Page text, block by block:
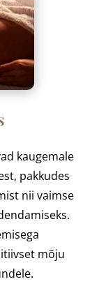
kaugemale
pakkudes
nii vaimse
mõju